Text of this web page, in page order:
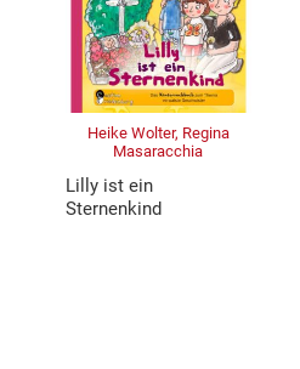
Heike Wolter, Regina
Masaracchia
Lilly ist ein
Sternenkind